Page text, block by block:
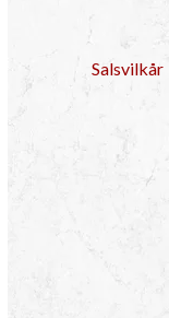
Salsvilkår